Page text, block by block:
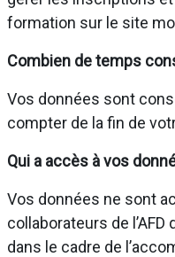
formation sur le site
Combien de temps
Vos données sont
compter de la fin de
Qui a accès à vos
Vos données ne sont
collaborateurs de
dans le cadre de